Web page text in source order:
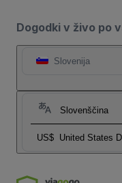
Dogodki v živo po
Slovenija
Slovenščina
US$ United States